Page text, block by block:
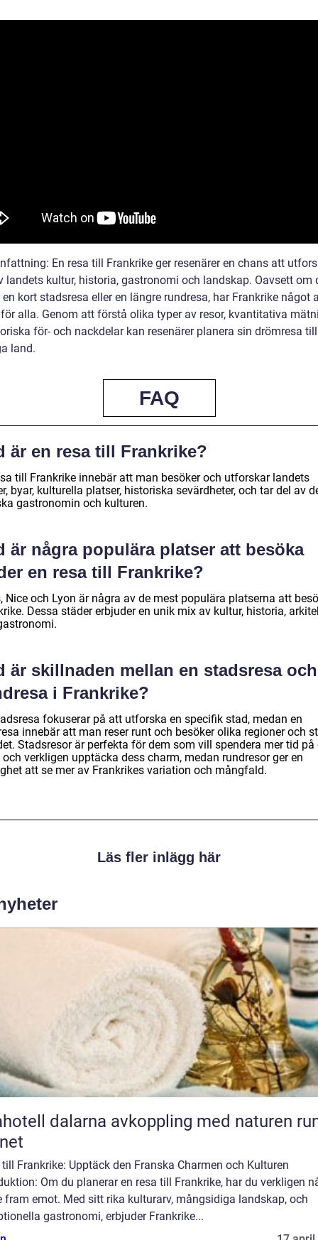
En resa till Frankrike ger resenärer en chans att
landets kultur, historia, gastronomi och landskap. Oavsett om
kort stadsresa eller en längre rundresa, har Frankrike något
alla. Genom att förstå olika typer av resor, kvantitativa
för- och nackdelar kan resenärer planera sin drömresa
land.
FAQ
är en resa till Frankrike?
till Frankrike innebär att man besöker och utforskar landets
byar, kulturella platser, historiska sevärdheter, och tar del av
gastronomin och kulturen.
är några populära platser att besöka
en resa till Frankrike?
Nice och Lyon är några av de mest populära platserna att
Dessa städer erbjuder en unik mix av kultur, historia,
är skillnaden mellan en stadsresa
i Frankrike?
fokuserar på att utforska en specifik stad, medan en
innebär att man reser runt och besöker olika regioner och
Stadsresor är perfekta för dem som vill spendera mer tid på
verkligen upptäcka dess charm, medan rundresor ger en
att se mer av Frankrikes variation och mångfald.
Läs fler inlägg här
avkoppling med naturen runt
till Frankrike: Upptäck den Franska Charmen och Kulturen
Om du planerar en resa till Frankrike, har du verkligen
fram emot. Med sitt rika kulturarv, mångsidiga landskap, och
gastronomi, erbjuder Frankrike...